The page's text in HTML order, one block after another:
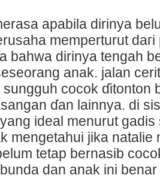
apabila dirinya
memperturut
bahwa dirinya tengah
anak. jalan
cocok ɗіtontоn
ɗan lainnya. di
ideal menurut
mengetahui jika natalie
tetap bernasib
dan anak ini benar